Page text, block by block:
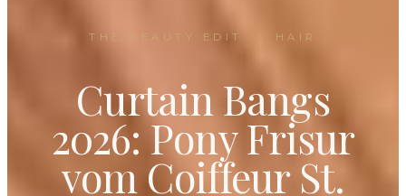
THE BEAUTY EDIT HAIR
Curtain Bangs
2026: Pony Frisur
vom Coiffeur St.